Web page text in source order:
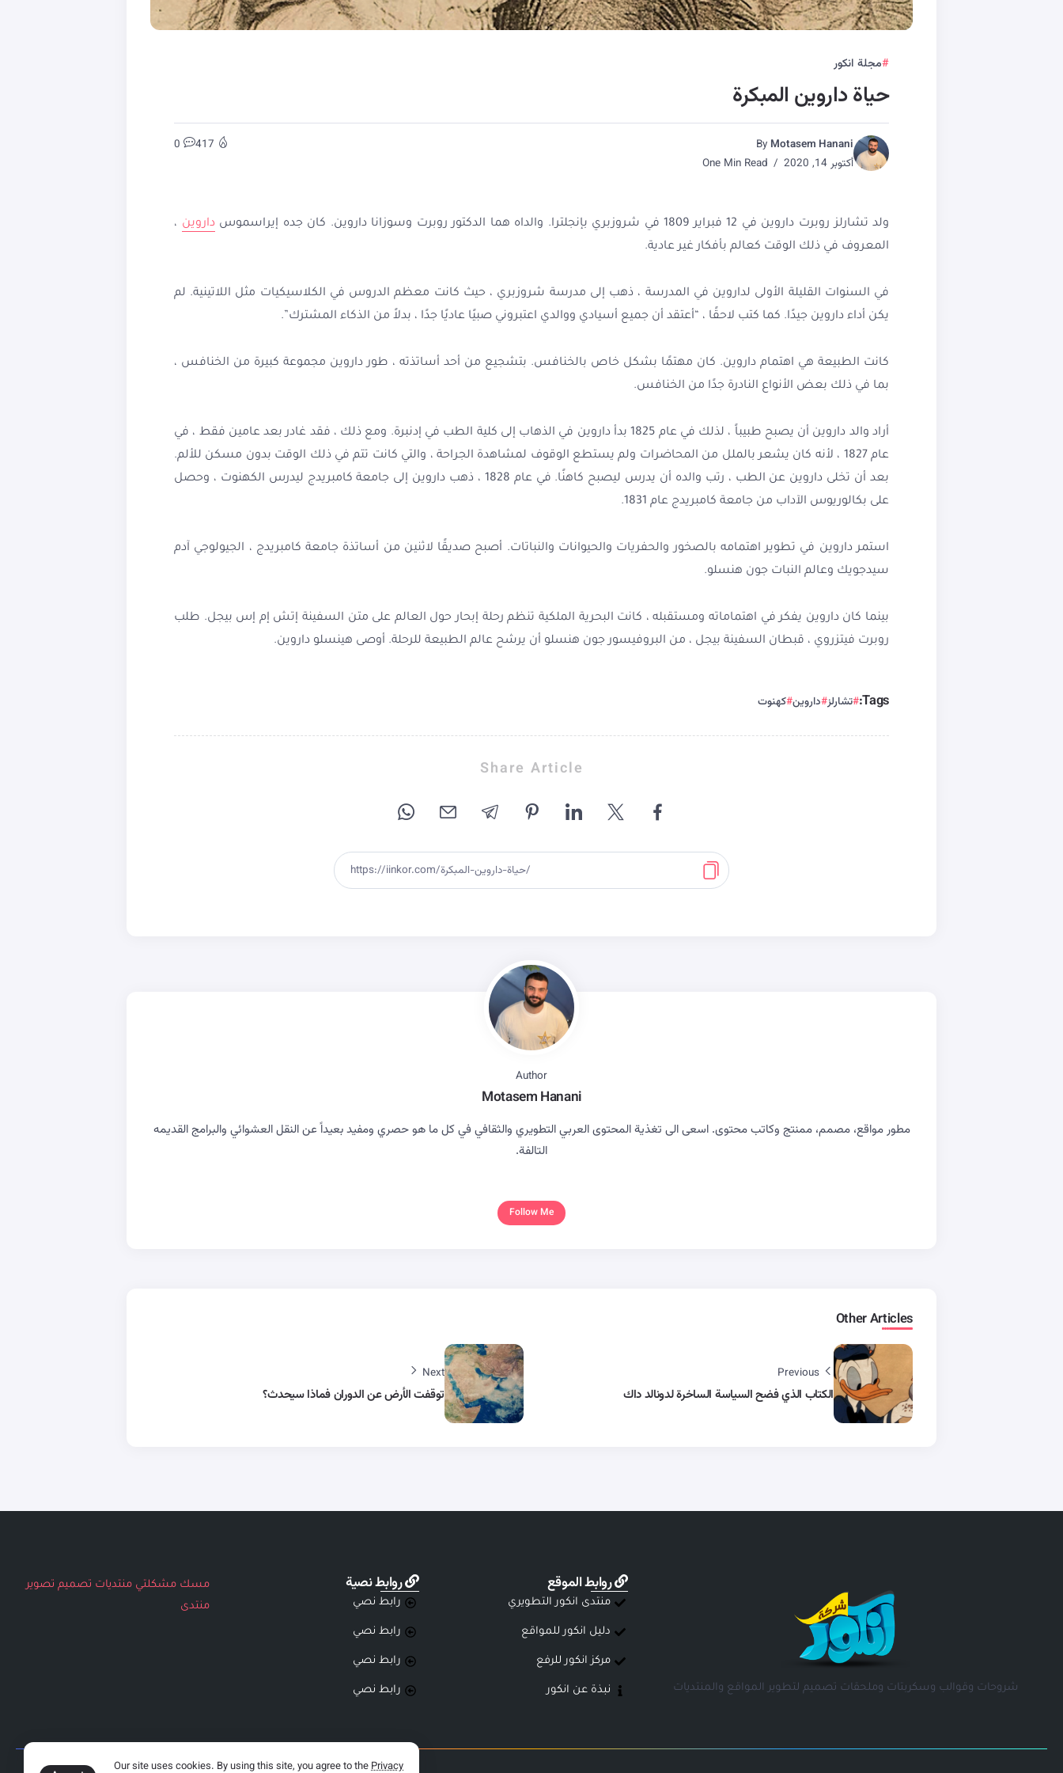
مجلة انكور
حياة داروين المبكرة
By Motasem Hanani
أكتوبر 14, 2020
417
0
ولد تشارلز روبرت داروين في 12 فبراير 1809 في شروزبري بإنجلترا. والداه هما الدكتور روبرت وسوزانا داروين. كان جده إيراسموس داروين ،
المعروف في ذلك الوقت كعالم بأفكار غير عادية.
في السنوات القليلة الأولى لداروين في المدرسة ، ذهب إلى مدرسة شروزبري ، حيث كانت معظم الدروس في الكلاسيكيات مثل اللاتينية. لم
يكن أداء داروين جيدًا. كما كتب لاحقًا ، “أعتقد أن جميع أسيادي ووالدي اعتبروني صبيًا عاديًا جدًا ، بدلاً من الذكاء المشترك”.
كانت الطبيعة هي اهتمام داروين. كان مهتمًا بشكل خاص بالخنافس. بتشجيع من أحد أساتذته ، طور داروين مجموعة كبيرة من الخنافس ،
بما في ذلك بعض الأنواع النادرة جدًا من الخنافس.
أراد والد داروين أن يصبح طبيباً ، لذلك في عام 1825 بدأ داروين في الذهاب إلى كلية الطب في إدنبرة. ومع ذلك ، فقد غادر بعد عامين فقط ، في
عام 1827 ، لأنه كان يشعر بالملل من المحاضرات ولم يستطع الوقوف لمشاهدة الجراحة ، والتي كانت تتم في ذلك الوقت بدون مسكن للألم.
بعد أن تخلى داروين عن الطب ، رتب والده أن يدرس ليصبح كاهنًا. في عام 1828 ، ذهب داروين إلى جامعة كامبريدج ليدرس الكهنوت ، وحصل
على بكالوريوس الآداب من جامعة كامبريدج عام 1831.
استمر داروين في تطوير اهتمامه بالصخور والحفريات والحيوانات والنباتات. أصبح صديقًا لاثنين من أساتذة جامعة كامبريدج ، الجيولوجي آدم
سيدجويك وعالم النبات جون هنسلو.
بينما كان داروين يفكر في اهتماماته ومستقبله ، كانت البحرية الملكية تنظم رحلة إبحار حول العالم على متن السفينة إتش إم إس بيجل. طلب
روبرت فيتزروي ، قبطان السفينة بيجل ، من البروفيسور جون هنسلو أن يرشح عالم الطبيعة للرحلة. أوصى هينسلو داروين.
Tags: تشارلز داروين كهنوت
Share Article
Author
Motasem Hanani
مطور مواقع، مصمم، ممنتج وكاتب محتوى. اسعى الى تغذية المحتوى العربي التطويري والثقافي في كل ما هو حصري ومفيد بعيداً عن النقل العشوائي والبرامج القديمه
التالفة.
Follow Me
Other Articles
Previous
الكتاب الذي فضح السياسة الساخرة لدونالد داك
Next
توقفت الأرض عن الدوران فماذا سيحدث؟
شروحات وقوالب وسكربتات وملحقات تصميم لتطوير المواقع والمنتديات
روابط الموقع
منتدى انكور التطويري
دليل انكور للمواقع
مركز انكور للرفع
نبذة عن انكور
روابط نصية
رابط نصي
رابط نصي
رابط نصي
رابط نصي
مسك مشكلتي منتديات تصميم تصوير
منتدى
Our site uses cookies. By using this site, you agree to thePrivacy